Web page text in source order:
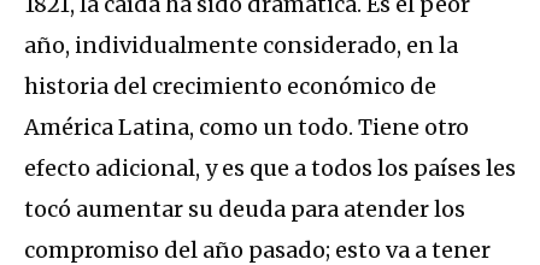
año, individualmente considerado, en la
historia del crecimiento económico de
América Latina, como un todo. Tiene otro
efecto adicional, y es que a todos los países les
tocó aumentar su deuda para atender los
compromiso del año pasado; esto va a tener